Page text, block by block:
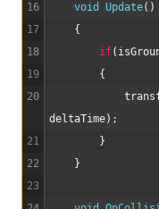
16
17
18
19
20
21
22
23
void Update( )
{
if(
{
deltaTime) ;
}
}